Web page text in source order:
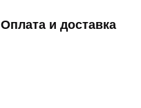
Оплата и доставка